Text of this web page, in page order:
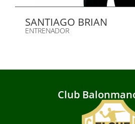
SANTIAGO BRIAN
ENTRENADOR
Club